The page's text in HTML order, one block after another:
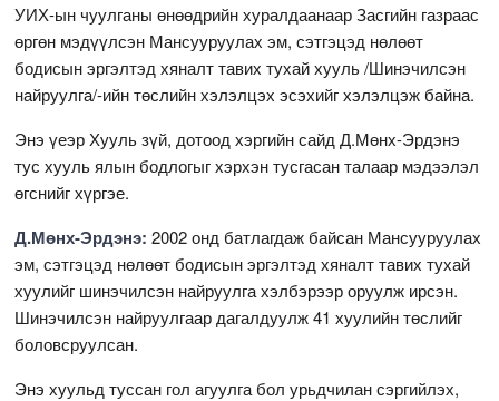
УИХ-ын чуулганы өнөөдрийн хуралдаанаар Засгийн газраас
өргөн мэдүүлсэн Мансууруулах эм, сэтгэцэд нөлөөт
бодисын эргэлтэд хяналт тавих тухай хууль /Шинэчилсэн
найруулга/-ийн төслийн хэлэлцэх эсэхийг хэлэлцэж байна.
Энэ үеэр Хууль зүй, дотоод хэргийн сайд Д.Мөнх-Эрдэнэ
тус хууль ялын бодлогыг хэрхэн тусгасан талаар мэдээлэл
өгснийг хүргэе.
Д.Мөнх-Эрдэнэ: 2002 онд батлагдаж байсан Мансууруулах
эм, сэтгэцэд нөлөөт бодисын эргэлтэд хяналт тавих тухай
хуулийг шинэчилсэн найруулга хэлбэрээр оруулж ирсэн.
Шинэчилсэн найруулгаар дагалдуулж 41 хуулийн төслийг
боловсруулсан.
Энэ хуульд туссан гол агуулга бол урьдчилан сэргийлэх,